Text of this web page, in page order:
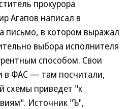
прокурора
Агапов написал в
письмо, в котором выражал
выбора исполнителя
способом. Свои
в ФАС — там посчитали,
схемы приведет "к
Источник "Ъ",